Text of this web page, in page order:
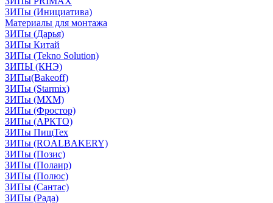
ЗИПы (Инициатива)
Материалы для монтажа
ЗИПы (Дарья)
ЗИПы Китай
ЗИПы (Tekno Solution)
ЗИПЫ (КНЭ)
ЗИПы(Bakeoff)
ЗИПы (Starmix)
ЗИПы (МХМ)
ЗИПы (Фростор)
ЗИПы (АРКТО)
ЗИПы ПищТех
ЗИПы (ROALBAKERY)
ЗИПы (Позис)
ЗИПы (Полаир)
ЗИПы (Полюс)
ЗИПы (Сантас)
ЗИПы (Рада)